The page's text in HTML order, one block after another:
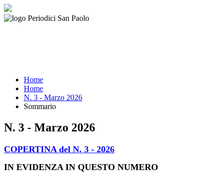
Home
Home
N. 3 - Marzo 2026
Sommario
N. 3 - Marzo 2026
COPERTINA del N. 3 - 2026
IN EVIDENZA IN QUESTO NUMERO